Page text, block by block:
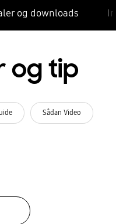
og downloads
og tip
Sådan Video